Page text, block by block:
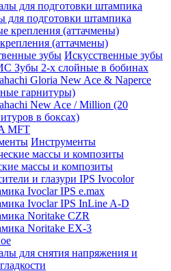
для подготовки штампика
(аттачмены)
Искусственные зубы
Зубы 2-х слойные в бобинах
Gloria New Ace & Naperce
гарнитуры)
New Ace / Million (20
в боксах)
MFT
Инструменты
массы и композиты
и глазури IPS Ivocolor
Ivoclar IPS e.max
Ivoclar IPS InLine A-D
Noritake CZR
Noritake EX-3